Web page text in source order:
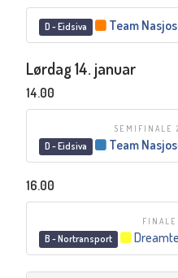
D - Eidsiva Team Nasjos
Lørdag 14. januar
14.00
SEMIFINALE
D - Eidsiva Team Nasjos
16.00
FINALE
B - Nortransport